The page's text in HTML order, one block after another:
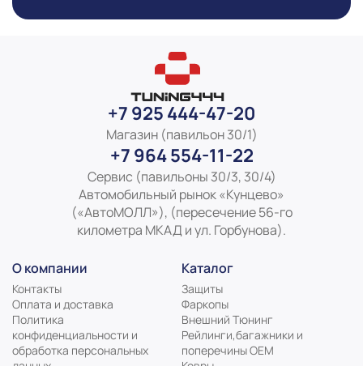
+7 925 444-47-20
Магазин (павильон 30/1)
+7 964 554-11-22
Сервис (павильоны 30/3, 30/4)
Автомобильный рынок «Кунцево»
(«АвтоМОЛЛ»), (пересечение 56-го
километра МКАД и ул. Горбунова).
О компании
Контакты
Оплата и доставка
Политика
конфиденциальности и
обработка персональных
Каталог
Защиты
Фаркопы
Внешний Тюнинг
Рейлинги,багажники и
поперечины ОЕМ